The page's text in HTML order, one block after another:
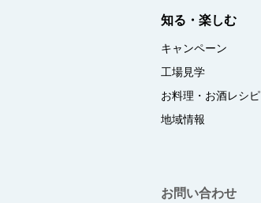
知る・楽しむ
キャンペーン
工場見学
お料理・お酒レシピ
地域情報
お問い合わせ